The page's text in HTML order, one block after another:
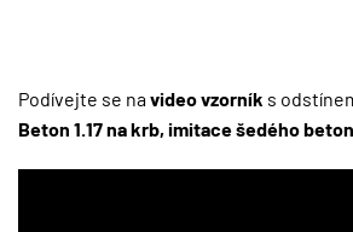
Podívejte se navideo vzorník s
Beton 1.17 na krb, imitace šedého